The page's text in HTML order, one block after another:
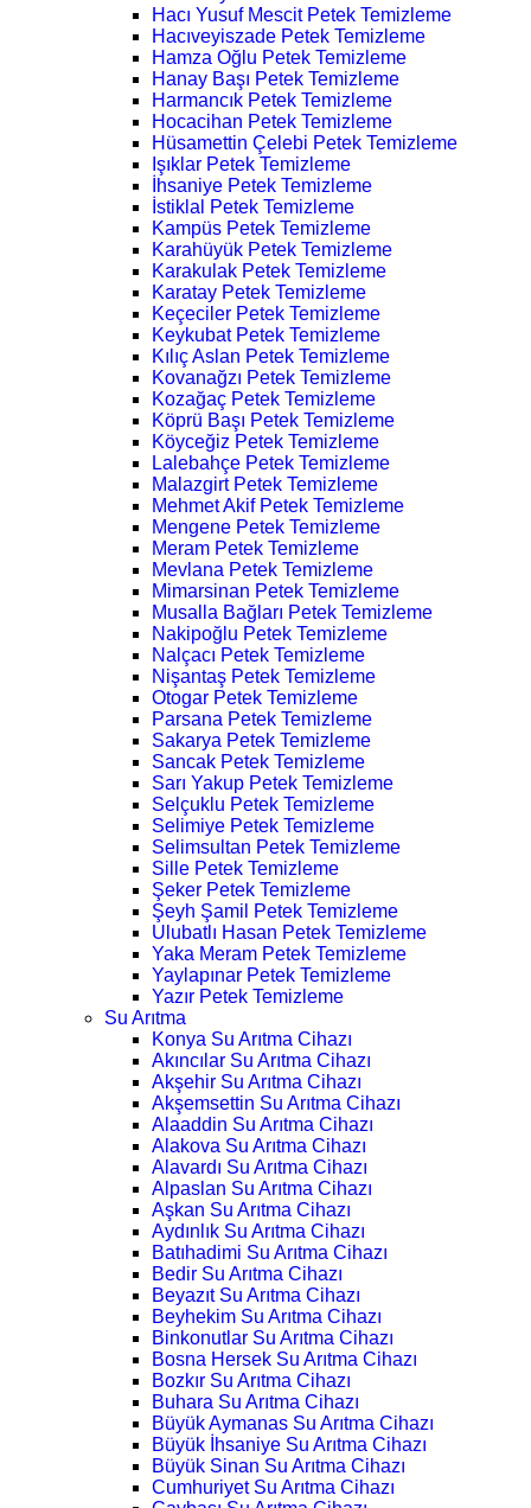
Hacı Yusuf Mescit Petek Temizleme
Hacıveyiszade Petek Temizleme
Hamza Oğlu Petek Temizleme
Hanay Başı Petek Temizleme
Harmancık Petek Temizleme
Hocacihan Petek Temizleme
Hüsamettin Çelebi Petek Temizleme
Işıklar Petek Temizleme
İhsaniye Petek Temizleme
İstiklal Petek Temizleme
Kampüs Petek Temizleme
Karahüyük Petek Temizleme
Karakulak Petek Temizleme
Karatay Petek Temizleme
Keçeciler Petek Temizleme
Keykubat Petek Temizleme
Kılıç Aslan Petek Temizleme
Kovanağzı Petek Temizleme
Kozağaç Petek Temizleme
Köprü Başı Petek Temizleme
Köyceğiz Petek Temizleme
Lalebahçe Petek Temizleme
Malazgirt Petek Temizleme
Mehmet Akif Petek Temizleme
Mengene Petek Temizleme
Meram Petek Temizleme
Mevlana Petek Temizleme
Mimarsinan Petek Temizleme
Musalla Bağları Petek Temizleme
Nakipoğlu Petek Temizleme
Nalçacı Petek Temizleme
Nişantaş Petek Temizleme
Otogar Petek Temizleme
Parsana Petek Temizleme
Sakarya Petek Temizleme
Sancak Petek Temizleme
Sarı Yakup Petek Temizleme
Selçuklu Petek Temizleme
Selimiye Petek Temizleme
Selimsultan Petek Temizleme
Sille Petek Temizleme
Şeker Petek Temizleme
Şeyh Şamil Petek Temizleme
Ulubatlı Hasan Petek Temizleme
Yaka Meram Petek Temizleme
Yaylapınar Petek Temizleme
Yazır Petek Temizleme
Su Arıtma
Konya Su Arıtma Cihazı
Akıncılar Su Arıtma Cihazı
Akşehir Su Arıtma Cihazı
Akşemsettin Su Arıtma Cihazı
Alaaddin Su Arıtma Cihazı
Alakova Su Arıtma Cihazı
Alavardı Su Arıtma Cihazı
Alpaslan Su Arıtma Cihazı
Aşkan Su Arıtma Cihazı
Aydınlık Su Arıtma Cihazı
Batıhadimi Su Arıtma Cihazı
Bedir Su Arıtma Cihazı
Beyazıt Su Arıtma Cihazı
Beyhekim Su Arıtma Cihazı
Binkonutlar Su Arıtma Cihazı
Bosna Hersek Su Arıtma Cihazı
Bozkır Su Arıtma Cihazı
Buhara Su Arıtma Cihazı
Büyük Aymanas Su Arıtma Cihazı
Büyük İhsaniye Su Arıtma Cihazı
Büyük Sinan Su Arıtma Cihazı
Cumhuriyet Su Arıtma Cihazı